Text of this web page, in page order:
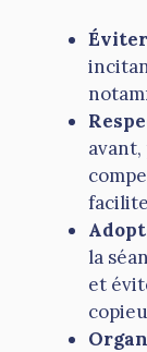
Éviter
la
et